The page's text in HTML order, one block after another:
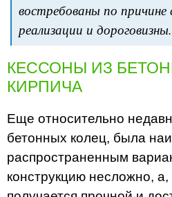
востребованы по
реализации и дороговизны.
КЕССОНЫ ИЗ
КИРПИЧА
Еще относительно
бетонных колец, была
распространенным
конструкцию несложно, а,